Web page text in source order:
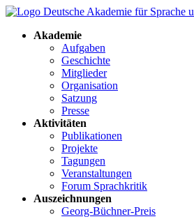
Akademie
Aufgaben
Geschichte
Mitglieder
Organisation
Satzung
Presse
Aktivitäten
Publikationen
Projekte
Tagungen
Veranstaltungen
Forum Sprachkritik
Auszeichnungen
Georg-Büchner-Preis